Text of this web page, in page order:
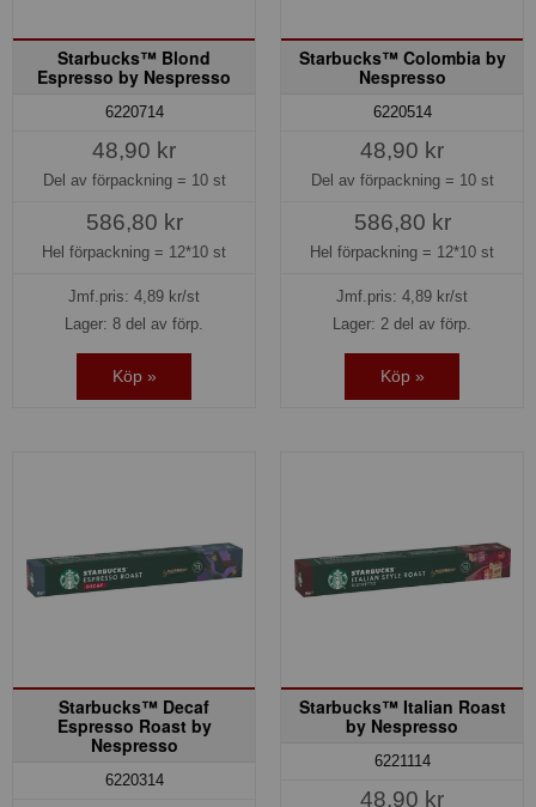
Starbucks™ Blond
Espresso by Nespresso
6220714
48,90 kr
Del av förpackning = 10 st
586,80 kr
Hel förpackning = 12*10 st
Jmf.pris: 4,89 kr/st
Lager: 8 del av förp.
Köp »
Starbucks™ Colombia by
Nespresso
6220514
48,90 kr
Del av förpackning = 10 st
586,80 kr
Hel förpackning = 12*10 st
Jmf.pris: 4,89 kr/st
Lager: 2 del av förp.
Köp »
Starbucks™ Decaf
Espresso Roast by
Nespresso
6220314
Starbucks™ Italian Roast
by Nespresso
6221114
48,90 kr